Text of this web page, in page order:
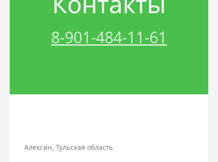
Песок
Спецтехника
Контакты
8-901-484-11-61
Алексин, Тульская область